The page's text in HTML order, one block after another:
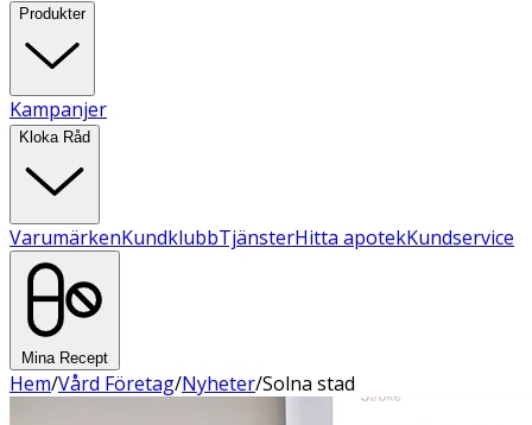
Produkter
Kampanjer
Kloka Råd
VarumärkenKundklubbTjänsterHitta apotekKundservice
Mina Recept
Hem/Vård Företag/Nyheter/Solna stad